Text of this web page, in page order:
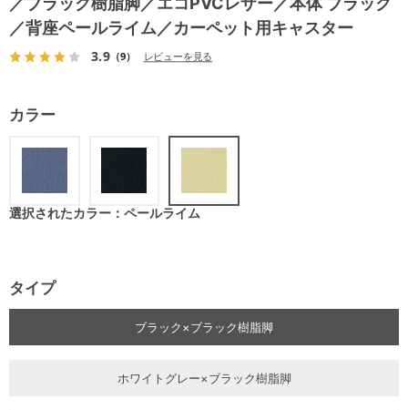
／背座ペールライム／カーペット用キャスター
3.9（9） レビューを見る
カラー
選択されたカラー：ペールライム
タイプ
ブラック×ブラック樹脂脚
ホワイトグレー×ブラック樹脂脚